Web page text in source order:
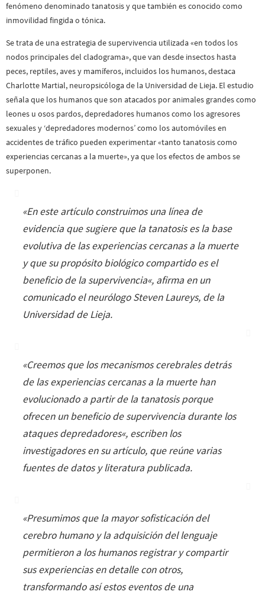
fenómeno denominado tanatosis y que también es conocido como
inmovilidad fingida o tónica.
Se trata de una estrategia de supervivencia utilizada «en todos los
nodos principales del cladograma», que van desde insectos hasta
peces, reptiles, aves y mamíferos, incluidos los humanos, destaca
Charlotte Martial, neuropsicóloga de la Universidad de Lieja. El estudio
señala que los humanos que son atacados por animales grandes como
leones u osos pardos, depredadores humanos como los agresores
sexuales y ‘depredadores modernos’ como los automóviles en
accidentes de tráfico pueden experimentar «tanto tanatosis como
experiencias cercanas a la muerte», ya que los efectos de ambos se
superponen.
«En este artículo construimos una línea de
evidencia que sugiere que la tanatosis es la base
evolutiva de las experiencias cercanas a la muerte
y que su propósito biológico compartido es el
beneficio de la supervivencia«, afirma en un
comunicado el neurólogo Steven Laureys, de la
Universidad de Lieja.
«Creemos que los mecanismos cerebrales detrás
de las experiencias cercanas a la muerte han
evolucionado a partir de la tanatosis porque
ofrecen un beneficio de supervivencia durante los
ataques depredadores«, escriben los
investigadores en su artículo, que reúne varias
fuentes de datos y literatura publicada.
«Presumimos que la mayor sofisticación del
cerebro humano y la adquisición del lenguaje
permitieron a los humanos registrar y compartir
sus experiencias en detalle con otros,
transformando así estos eventos de una